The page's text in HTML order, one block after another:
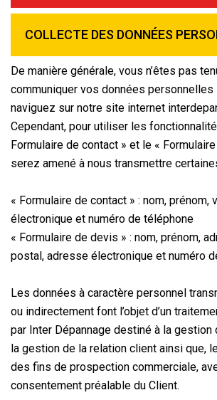
COLLECTE DES DONNÉES
De manière générale, vous n’êtes pas
communiquer vos données personnelles
naviguez sur notre site internet
Cependant, pour utiliser les
Formulaire de contact » et le «
serez amené à nous transmettre
« Formulaire de contact » : nom, prénom,
électronique et numéro de téléphone
« Formulaire de devis » : nom, prénom,
postal, adresse électronique et numéro
Les données à caractère personnel
ou indirectement font l’objet d’un
par Inter Dépannage destiné à la gestion
la gestion de la relation client ainsi que,
des fins de prospection commerciale,
consentement préalable du Client.